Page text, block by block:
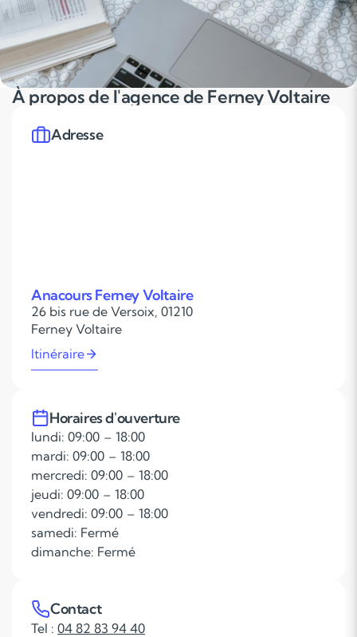
À propos de l'agence de Ferney Voltaire
Adresse
Anacours Ferney Voltaire
26 bis rue de Versoix, 01210
Ferney Voltaire
Itinéraire
Horaires d'ouverture
lundi: 09:00 – 18:00
mardi: 09:00 – 18:00
mercredi: 09:00 – 18:00
jeudi: 09:00 – 18:00
vendredi: 09:00 – 18:00
samedi: Fermé
dimanche: Fermé
Contact
Tel : 04 82 83 94 40